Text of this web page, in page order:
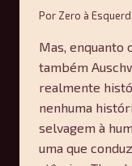
Por Zero à
Mas, enquanto
também
realmente
nenhuma
selvagem à
uma que